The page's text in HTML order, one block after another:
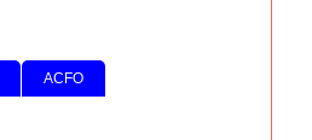
ACFO